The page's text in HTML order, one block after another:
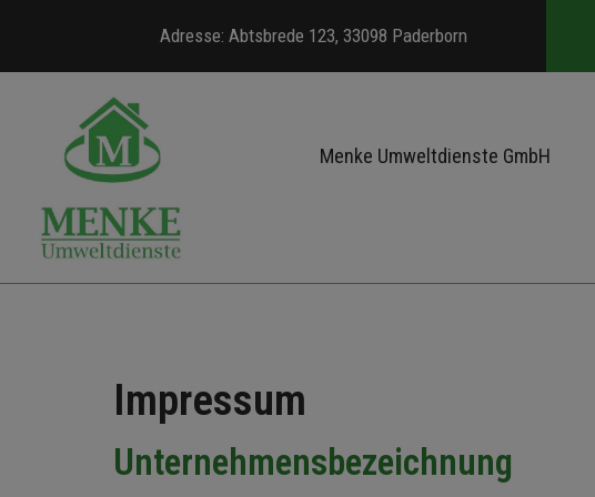
Adresse: Abtsbrede 123, 33098 Paderborn
Menke Umweltdienste GmbH
Impressum
Unternehmensbezeichnung